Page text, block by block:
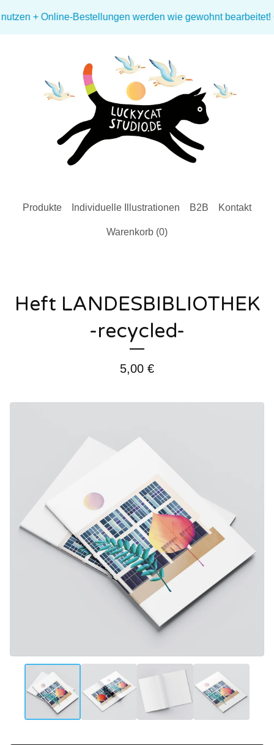
+ Online-Bestellungen werden wie gewohnt bearbeitet!
Produkte Individuelle Illustrationen B2B Kontakt
Warenkorb (0)
Heft LANDESBIBLIOTHEK
-recycled-
5,00 €